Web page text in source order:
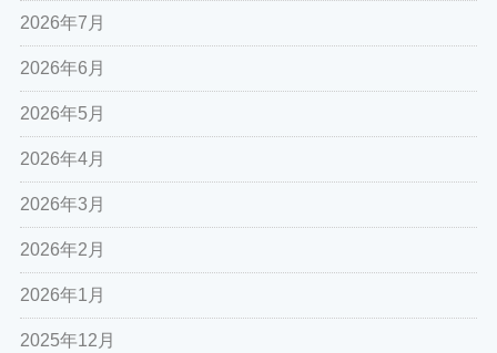
2026年7月
2026年6月
2026年5月
2026年4月
2026年3月
2026年2月
2026年1月
2025年12月